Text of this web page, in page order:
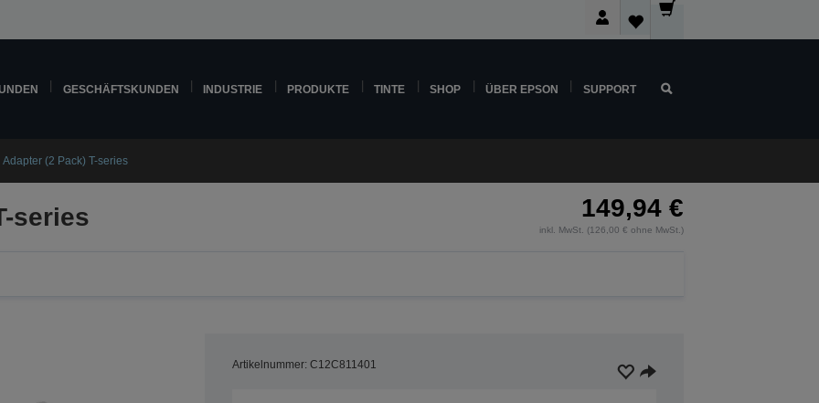
GESCHÄFTSKUNDEN INDUSTRIE PRODUKTE TINTE SHOP ÜBER EPSON SUPPORT
Adapter (2 Pack) T-series
series 149,94 €
inkl. MwSt. (126,00 € ohne MwSt.)
Artikelnummer: C12C811401